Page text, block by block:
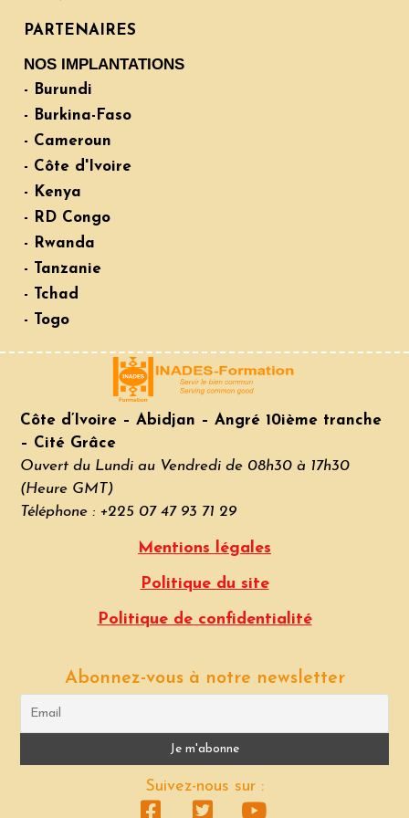
PARTENAIRES
NOS IMPLANTATIONS
- Burundi
- Burkina-Faso
- Cameroun
- Côte d'Ivoire
- Kenya
- RD Congo
- Rwanda
- Tanzanie
- Tchad
- Togo
Côte d’Ivoire – Abidjan – Angré 10ième tranche
– Cité Grâce
Ouvert du Lundi au Vendredi de 08h30 à 17h30
(Heure GMT)
Téléphone : +225 07 47 93 71 29
Mentions légales
Politique du site
Politique de confidentialité
Abonnez-vous à notre newsletter
Suivez-nous sur :